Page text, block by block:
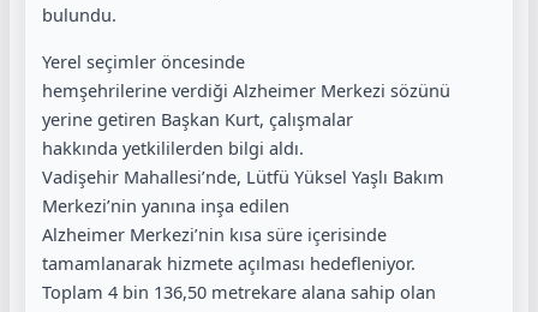
bulundu.
Yerel seçimler öncesinde
hemşehrilerine verdiği Alzheimer Merkezi sözünü
yerine getiren Başkan Kurt, çalışmalar
hakkında yetkililerden bilgi aldı.
Vadişehir Mahallesi’nde, Lütfü Yüksel Yaşlı Bakım
Merkezi’nin yanına inşa edilen
Alzheimer Merkezi’nin kısa süre içerisinde
tamamlanarak hizmete açılması hedefleniyor.
Toplam 4 bin 136,50 metrekare alana sahip olan